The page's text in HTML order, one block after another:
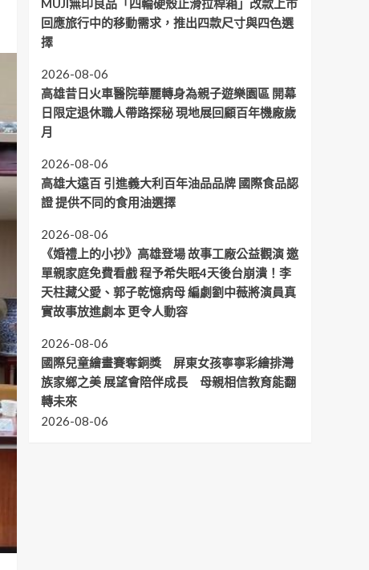
MUJI無印良品「四輪硬殼止滑拉桿箱」改款上市
回應旅行中的移動需求，推出四款尺寸與四色選
擇
2026-08-06
高雄昔日火車醫院華麗轉身為親子遊樂園區 開幕
日限定退休職人帶路探秘 現地展回顧百年機廠歲
月
2026-08-06
高雄大遠百 引進義大利百年油品品牌 國際食品認
證 提供不同的食用油選擇
2026-08-06
《婚禮上的小抄》高雄登場 故事工廠公益觀演 邀
單親家庭免費看戲 程予希失眠4天後台崩潰！李
天柱藏父愛、郭子乾憶病母 編劇劉中薇將演員真
實故事放進劇本 更令人動容
2026-08-06
國際兒童繪畫賽奪銅獎 屏東女孩寧寧彩繪排灣
族家鄉之美 展望會陪伴成長 母親相信教育能翻
轉未來
2026-08-06